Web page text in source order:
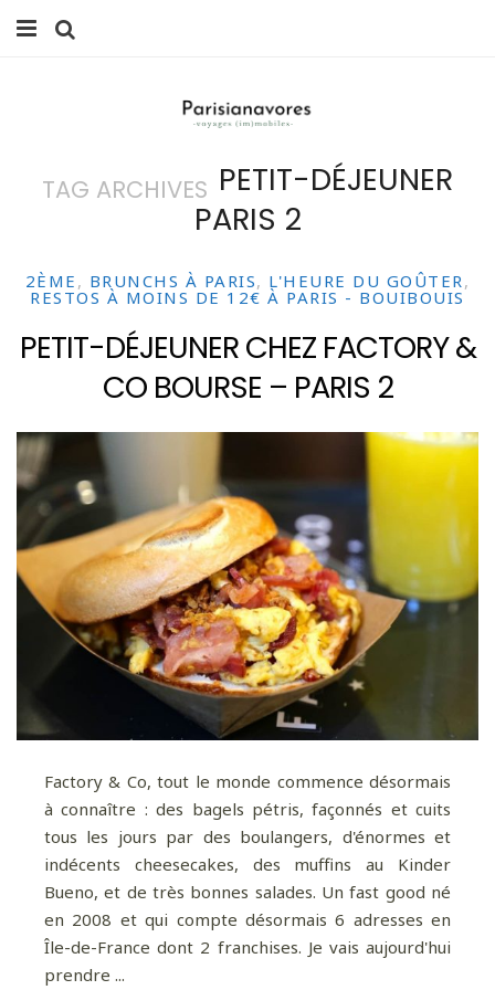
FAMILLE
VOYAGES
BALADES À PARIS
LIFESTYLE
CULTURE
TAG ARCHIVES PETIT-DÉJEUNER
PARIS 2
2ÈME , BRUNCHS À PARIS, L'HEURE DU GOÛTER,
RESTOS À MOINS DE 12€ À PARIS - BOUIBOUIS
PETIT-DÉJEUNER CHEZ FACTORY &
CO BOURSE – PARIS 2
Factory & Co, tout le monde commence désormais
à connaître : des bagels pétris, façonnés et cuits
tous les jours par des boulangers, d'énormes et
indécents cheesecakes, des muffins au Kinder
Bueno, et de très bonnes salades. Un fast good né
en 2008 et qui compte désormais 6 adresses en
Île-de-France dont 2 franchises. Je vais aujourd'hui
prendre ...